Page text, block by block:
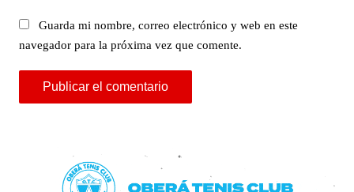
Guarda mi nombre, correo electrónico y web en este
navegador para la próxima vez que comente.